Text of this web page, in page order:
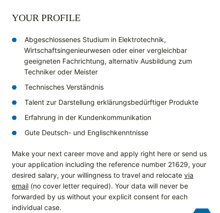
YOUR PROFILE
Abgeschlossenes Studium in Elektrotechnik,
Wirtschaftsingenieurwesen oder einer vergleichbar
geeigneten Fachrichtung, alternativ Ausbildung zum
Techniker oder Meister
Technisches Verständnis
Talent zur Darstellung erklärungsbedürftiger Produkte
Erfahrung in der Kundenkommunikation
Gute Deutsch- und Englischkenntnisse
Make your next career move and apply right here or send us
your application including the reference number 21629, your
desired salary, your willingness to travel and relocate via
email (no cover letter required). Your data will never be
forwarded by us without your explicit consent for each
individual case.